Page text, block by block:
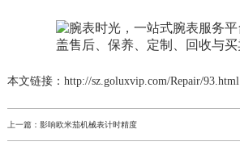
本文链接：http://sz.goluxvip.com/Repair/93.html
上一篇： 影响欧米茄机械表计时精度